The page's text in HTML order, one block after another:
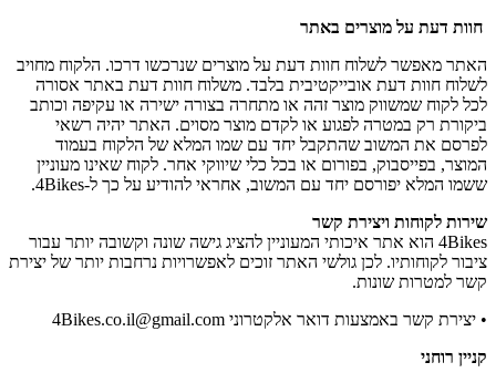
חוות דעת על מוצרים באתר
האתר מאפשר לשלוח חוות דעת על מוצרים שנרכשו דרכו. הלקוח מחויב
לשלוח חוות דעת אובייקטיבית בלבד. משלוח חוות דעת באתר אסורה
לכל לקוח שמשווק מוצר זהה או מתחרה בצורה ישירה או עקיפה וכותב
ביקורת רק במטרה לפגוע או לקדם מוצר מסוים. האתר יהיה רשאי
לפרסם את המשוב שהתקבל יחד עם שמו המלא של הלקוח בעמוד
המוצר, בפייסבוק, בפורום או בכל כלי שיווקי אחר. לקוח שאינו מעוניין
ששמו המלא יפורסם יחד עם המשוב, אחראי להודיע על כך ל-4Bikes.
שירות לקוחות ויצירת קשר
4Bikes הוא אתר איכותי המעוניין להציג גישה שונה וקשובה יותר עבור
ציבור לקוחותיו. לכן גולשי האתר זוכים לאפשרויות נרחבות יותר של יצירת
קשר למטרות שונות.
• יצירת קשר באמצעות דואר אלקטרוני 4Bikes.co.il@gmail.com
קניין רוחני